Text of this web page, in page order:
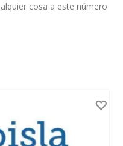
cosa a este número